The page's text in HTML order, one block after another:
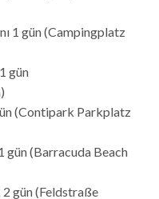
1 gün (Campingplatz
gün
(Contipark Parkplatz
gün (Barracuda Beach
gün (Feldstraße